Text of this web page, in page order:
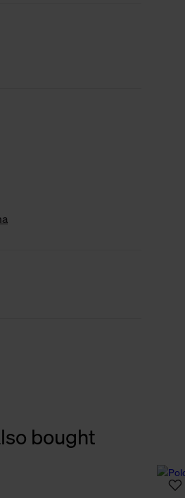
bought